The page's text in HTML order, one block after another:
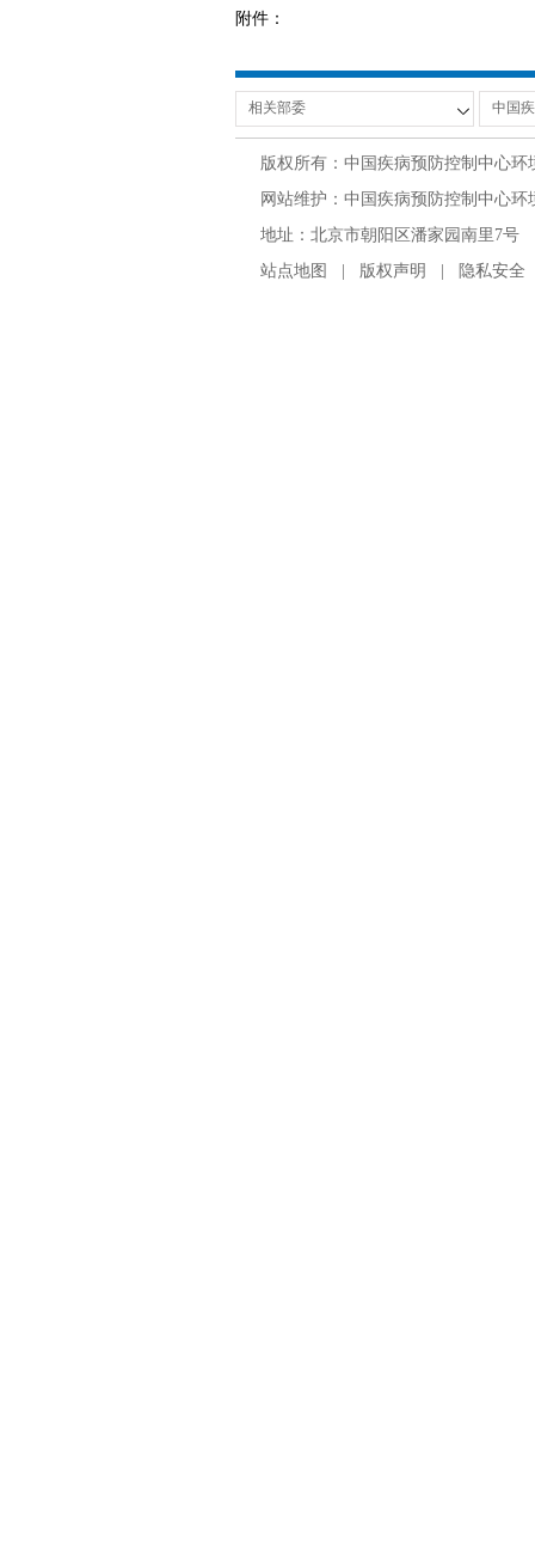
附件：
版权所有：中国疾病预防控制中心环
网站维护：中国疾病预防控制中心
地址：北京市朝阳区潘家园南里7号
站点地图
版权声明 隐私安全